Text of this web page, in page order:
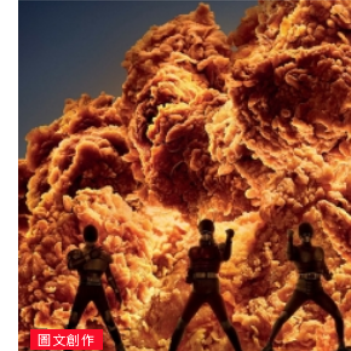
圖文創作